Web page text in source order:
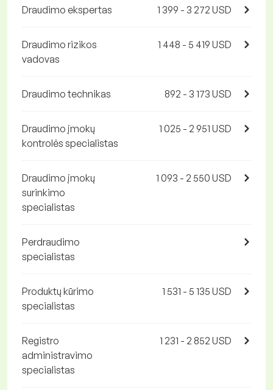
Draudimo ekspertas 1 399 - 3 272 USD
Draudimo rizikos
vadovas
1 448 - 5 419 USD
Draudimo technikas 892 - 3 173 USD
Draudimo įmokų
kontrolės specialistas
1 025 - 2 951 USD
Draudimo įmokų
surinkimo
specialistas
1 093 - 2 550 USD
Perdraudimo
specialistas
Produktų kūrimo
specialistas
1 531 - 5 135 USD
Registro
administravimo
specialistas
1 231 - 2 852 USD